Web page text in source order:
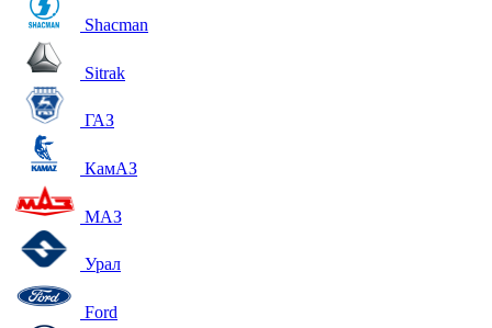
Shacman
Sitrak
ГАЗ
КамАЗ
МАЗ
Урал
Ford